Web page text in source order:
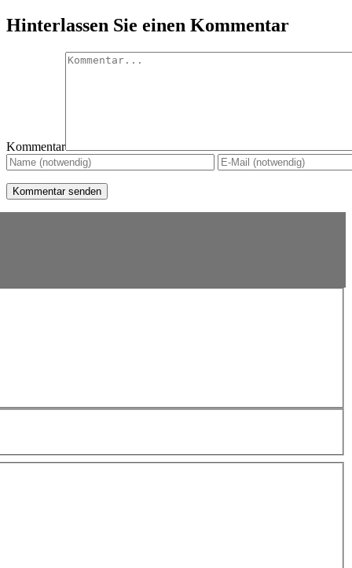
Hinterlassen Sie einen Kommentar
Kommentar